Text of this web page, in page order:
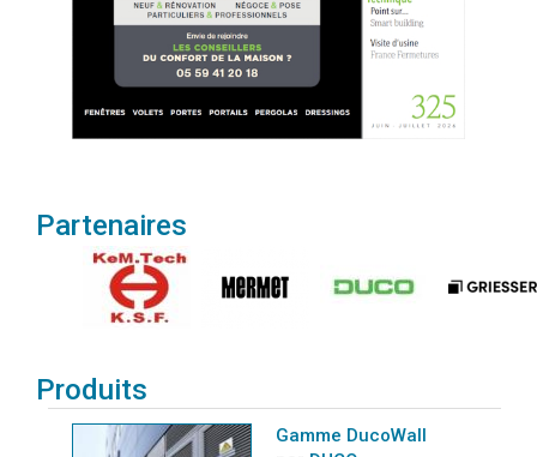
Partenaires
Produits
Gamme DucoWall